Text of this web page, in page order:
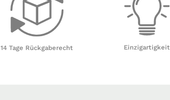
14 Tage Rückgaberecht Einzigartigkeit